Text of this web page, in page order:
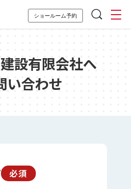
ショールーム予約
設有限会社へ
い合わせ
必須